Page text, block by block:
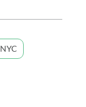
NYC